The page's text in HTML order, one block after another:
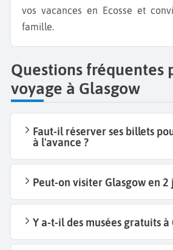
vos vacances en Ecosse et
famille.
Questions fréquentes
voyage à Glasgow
Faut-il réserver ses billets
à l'avance ?
Peut-on visiter Glasgow en 2
Y a-t-il des musées gratuits à